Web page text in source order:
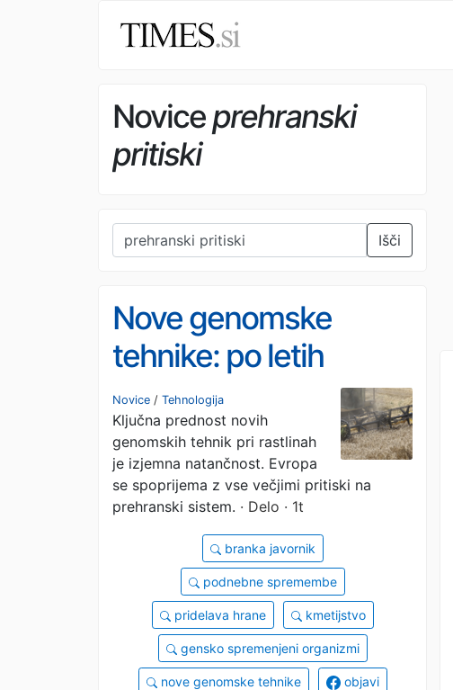
Noviceprehranski
pritiski
Išči
Nove genomske
tehnike: po letih
zadržkov Evropa le
dohiteva svet
Novice / Tehnologija
Ključna prednost novih
genomskih tehnik pri rastlinah
je izjemna natančnost. Evropa
se spoprijema z vse večjimi pritiski na
prehranski sistem. · Delo · 1t
branka javornik
podnebne spremembe
pridelava hrane kmetijstvo
gensko spremenjeni organizmi
nove genomske tehnike objavi